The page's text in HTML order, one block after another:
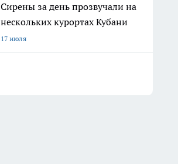
Сирены за день прозвучали на
нескольких курортах Кубани
17 июля